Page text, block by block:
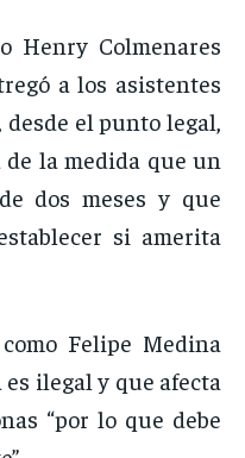
Henry Colmenares
a los asistentes
el punto legal,
la medida que un
dos meses y que
si amerita
Felipe Medina
ilegal y que afecta
“por lo que debe